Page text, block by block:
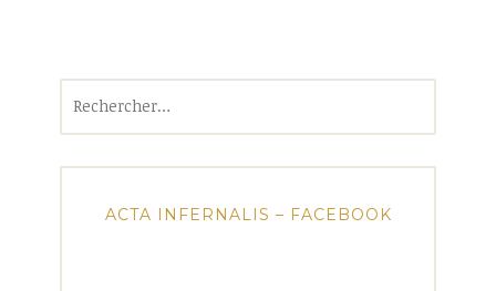
ACTA INFERNALIS – FACEBOOK